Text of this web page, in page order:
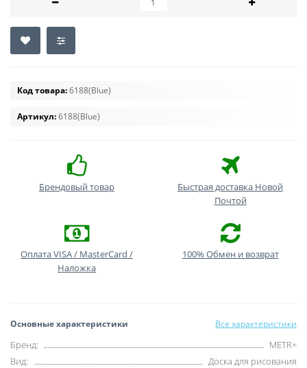
Код товара:6188(Blue)
Артикул:6188(Blue)
Брендовый товар
Быстрая доставка Новой
Почтой
Оплата VISA / MasterCard /
Наложка
100% Обмен и возврат
Основные характеристики Все характеристики
Бренд:
METR+
Вид:
Доска для рисования